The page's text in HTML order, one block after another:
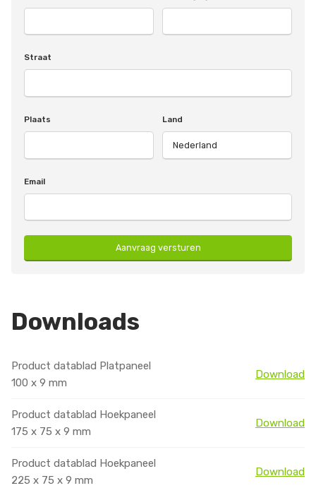
Straat
Plaats Land
Email
Aanvraag versturen
Downloads
Product datablad Platpaneel
100 x 9 mm
Download
Product datablad Hoekpaneel
175 x 75 x 9 mm
Download
Product datablad Hoekpaneel
225 x 75 x 9 mm
Download